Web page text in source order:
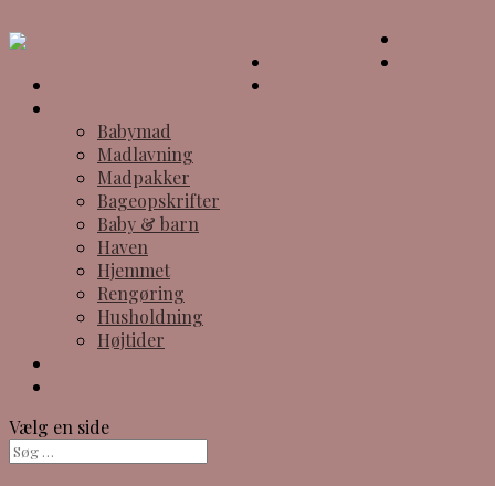
Babymad
Madlavning
Madpakker
Bageopskrifter
Baby & barn
Haven
Hjemmet
Rengøring
Husholdning
Højtider
Vælg en side